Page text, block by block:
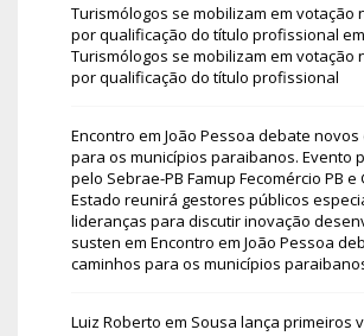
Turismólogos se mobilizam em votação
por qualificação do título profissional em
Turismólogos se mobilizam em votação
por qualificação do título profissional
Encontro em João Pessoa debate novos
para os municípios paraibanos. Evento
pelo Sebrae-PB Famup Fecomércio PB
Estado reunirá gestores públicos
lideranças para discutir inovação
susten em Encontro em João Pessoa
caminhos para os municípios
Luiz Roberto em Sousa lança primeiros